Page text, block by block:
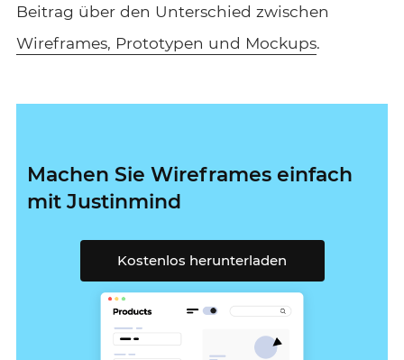
Beitrag über den Unterschied zwischen
Wireframes, Prototypen und Mockups.
Machen Sie Wireframes einfach
mit Justinmind
Kostenlos herunterladen